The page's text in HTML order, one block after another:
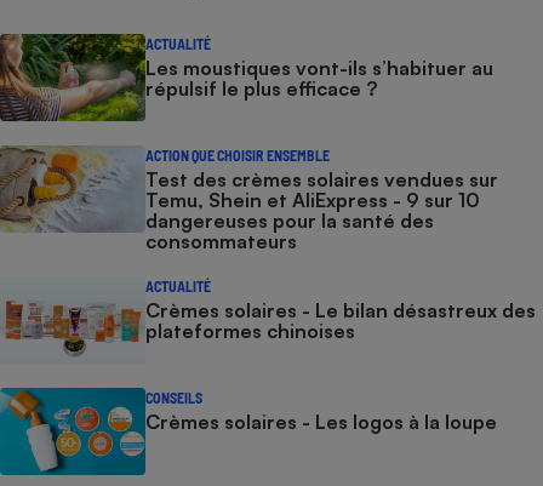
ACTUALITÉ
Les moustiques vont-ils s’habituer au
répulsif le plus efficace ?
ACTION QUE CHOISIR ENSEMBLE
Test des crèmes solaires vendues sur
Temu, Shein et AliExpress - 9 sur 10
dangereuses pour la santé des
consommateurs
ACTUALITÉ
Crèmes solaires - Le bilan désastreux des
plateformes chinoises
CONSEILS
Crèmes solaires - Les logos à la loupe